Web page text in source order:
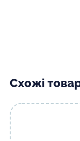
Схожі